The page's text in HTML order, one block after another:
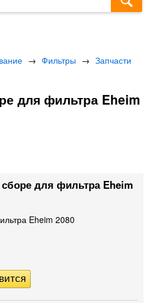
→ Фильтры → Запчасти
для фильтра Eheim
для фильтра Eheim
Eheim 2080